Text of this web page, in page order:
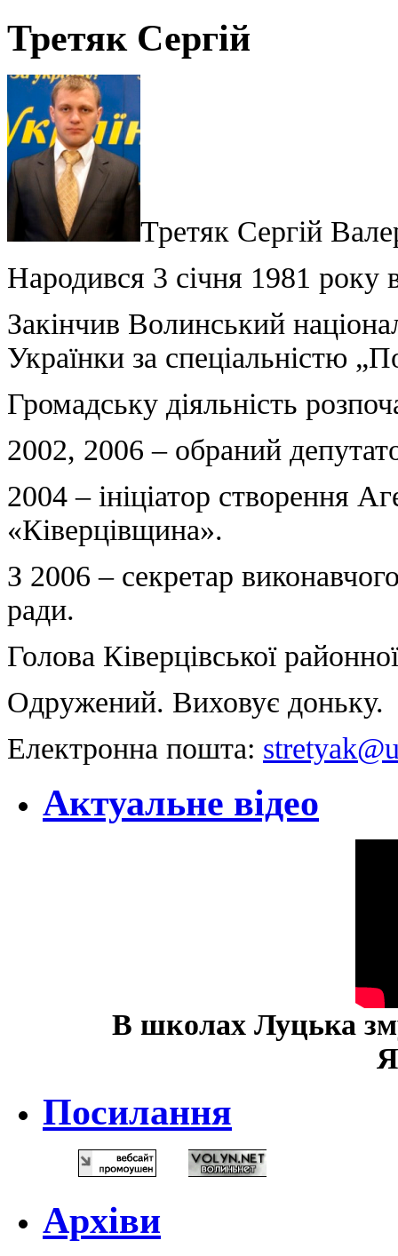
Третяк Сергій
Третяк Сергій
Народився 3 січня 1981 року
Закінчив Волинський
Українки за спеціальністю
Громадську діяльність
2002, 2006 – обраний
2004 – ініціатор створення
«Ківерцівщина».
З 2006 – секретар
ради.
Голова Ківерцівської
Одружений. Виховує доньку.
Електронна пошта:
Актуальне відео
В школах Луцька
Посилання
Архіви